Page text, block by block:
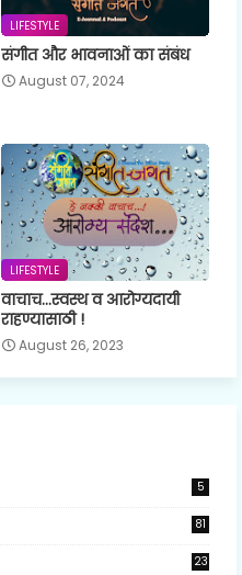
LIFESTYLE
संगीत और भावनाओं का संबंध
August 07, 2024
LIFESTYLE
वाचाच...स्वस्थ व आरोग्यदायी
राहण्यासाठी !
August 26, 2023
5
81
23